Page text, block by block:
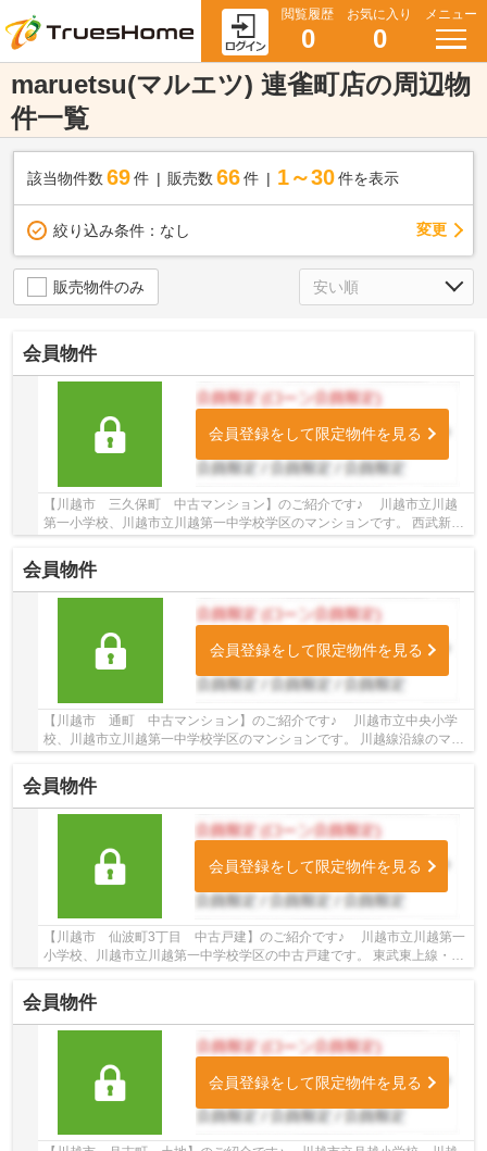
閲覧履歴
0
お気に入り
0
メニュー
maruetsu(マルエツ) 連雀町店の周辺物
件一覧
該当物件数 69件 販売数 66 件 1～30 件を表示
絞り込み条件： なし 変更
販売物件のみ
会員物件
会員登録をして限定物件を見る
【川越市 三久保町 中古マンション】のご紹介です♪ 川越市立川越
第一小学校、川越市立川越第一中学校学区のマンションです。 西武新宿
会員物件
会員登録をして限定物件を見る
【川越市 通町 中古マンション】のご紹介です♪ 川越市立中央小学
校、川越市立川越第一中学校学区のマンションです。 川越線沿線のマン
ション♪本川越駅徒歩4分のマンションです。 ...
会員物件
会員登録をして限定物件を見る
【川越市 仙波町3丁目 中古戸建】のご紹介です♪ 川越市立川越第一
小学校、川越市立川越第一中学校学区の中古戸建です。 東武東上線・川
越線沿線の中古戸建♪川越駅徒歩20分の中古戸...
会員物件
会員登録をして限定物件を見る